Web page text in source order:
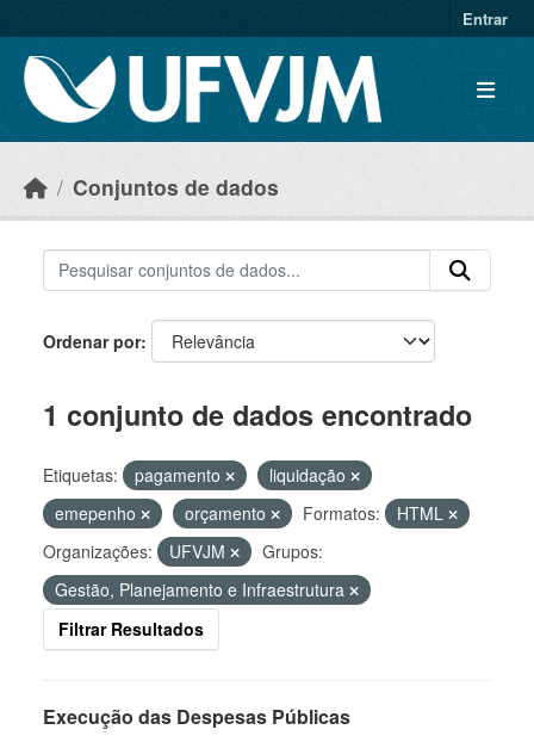
Entrar
Conjuntos de dados
Ordenar por
1 conjunto de dados encontrado
Etiquetas: pagamento
liquidação
emepenho
orçamento Formatos:
HTML
Organizações:
UFVJM
Grupos:
Gestão, Planejamento e Infraestrutura
Filtrar Resultados
Execução das Despesas Públicas